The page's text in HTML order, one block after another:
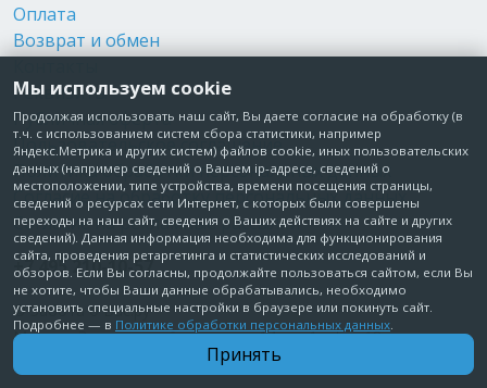
Оплата
Возврат и обмен
Реквизиты
Публичная оферта
Пользовательское соглашение
Политика обработки персональных данных
Согласие на обработку персональных данных
Согласие на рекламные рассылки
+7 495 210-10-57
© Забота о Вас.ру
Москва, Электродный проезд, д. 14 стр.1 офис 18
ИП Максимова Татьяна Александровна · ИНН 772006379720
Мы используем cookie
Продолжая использовать наш сайт, Вы даете согласие на обработку (в
т.ч. с использованием систем сбора статистики, например
Яндекс.Метрика и других систем) файлов cookie, иных пользовательских
данных (например сведений о Вашем ip-адресе, сведений о
местоположении, типе устройства, времени посещения страницы,
сведений о ресурсах сети Интернет, с которых были совершены
переходы на наш сайт, сведения о Ваших действиях на сайте и других
сведений). Данная информация необходима для функционирования
сайта, проведения ретаргетинга и статистических исследований и
обзоров. Если Вы согласны, продолжайте пользоваться сайтом, если Вы
не хотите, чтобы Ваши данные обрабатывались, необходимо
установить специальные настройки в браузере или покинуть сайт.
Подробнее — в Политике обработки персональных данных.
Принять